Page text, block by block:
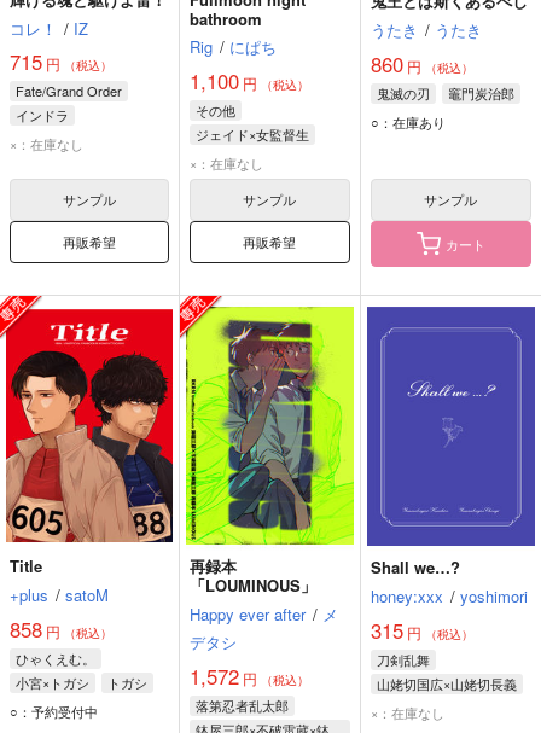
叢雲添×西園練牙
サンプル
刀剣乱舞
大倶利伽羅
サンプル
カート
冨岡義勇×不死川実弥
サンプル
No.5
FAKE
想いり夜鷹
専売 594円 （税込）
サンプル
カート
No.5
囚われたのは
nmtk
専売 770円（税込）
鬼滅の刃
煉獄杏寿郎×竈門炭治郎
サンプル
No.5
専売 1,100円（税込）
原神
タルタリヤ
コレ！ / IZ
715 円 （税込）
Fate/Grand Order
インドラ
藤丸立香（ぐだ男）
×：在庫なし
サンプル
再販希望
bathroom
Rig / にぱち
1,100 円 （税込）
その他
ジェイド×女監督生
ジェイド・リーチ
女監督生
×：在庫なし
サンプル
再販希望
うたき / うたき
860円 （税込）
鬼滅の刃
竈門炭治郎
○：在庫あり
サンプル
カート
Title
+plus / satoM
858 円 （税込）
ひゃくえむ。
小宮×トガシ
トガシ
小宮
○：予約受付中
再録本
「LOUMINOUS」
Happy ever after / メ
デタシ
1,572 円 （税込）
落第忍者乱太郎
Shall we…?
honey:xxx / yoshimori
315円 （税込）
刀剣乱舞
山姥切国広×山姥切長義
山姥切長義
×：在庫なし